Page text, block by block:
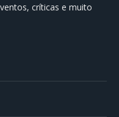
críticas e muito